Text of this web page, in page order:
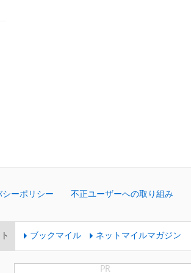
シーポリシー 不正ユーザーへの取り組み
ブックマイル ネットマイルマガジン
PR